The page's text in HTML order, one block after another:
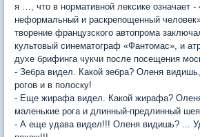
я …, что в нормативной лексике означает -
неформальный и раскрепощенный
творение французского автопрома
культовый синематограф «Фантомас», и
духе брифинга чукчи после посещения
- Зебра видел. Какой зебра? Оленя
рогов и в полоску!
- Еще жирафа видел. Какой жирафа?
маленькие рога и длинный-предлинный
- А еще удава видел!!! Оленя видишь? ...